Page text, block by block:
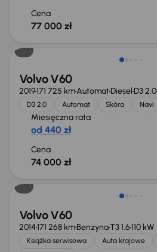
Cena
77 000 zł
Volvo V60
2019171 725 kmAutomatDiesel D3 2.0
D3 2.0 Automat Skóra Navi
Miesięczna rata
od 440 zł
Cena
74 000 zł
Volvo V60
2014171 268 kmBenzynaT3 1.6110 kW
Książka serwisowa Auta krajowe